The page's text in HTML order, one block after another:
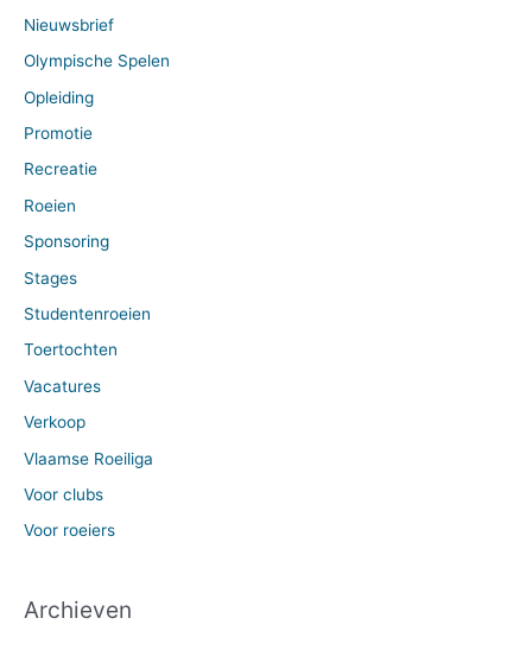
Nieuwsbrief
Olympische Spelen
Opleiding
Promotie
Recreatie
Roeien
Sponsoring
Stages
Studentenroeien
Toertochten
Vacatures
Verkoop
Vlaamse Roeiliga
Voor clubs
Voor roeiers
Archieven